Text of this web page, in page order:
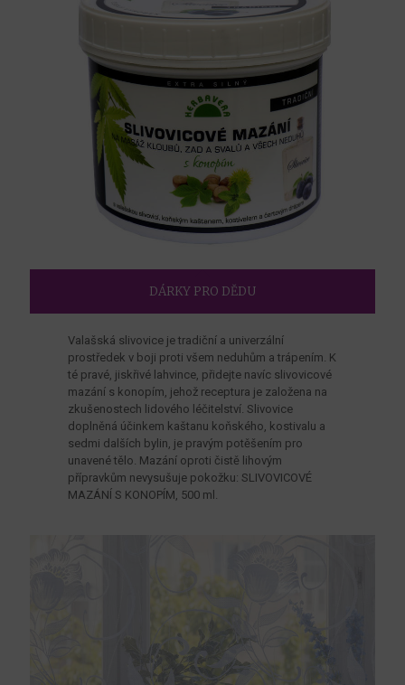
DÁRKY PRO DĚDU
Valašská slivovice je tradiční a univerzální
prostředek v boji proti všem neduhům a trápením. K
té pravé, jiskřivé lahvince, přidejte navíc slivovicové
mazání s konopím, jehož receptura je založena na
zkušenostech lidového léčitelství. Slivovice
doplněná účinkem kaštanu koňského, kostivalu a
sedmi dalších bylin, je pravým potěšením pro
unavené tělo. Mazání oproti čistě lihovým
přípravkům nevysušuje pokožku: SLIVOVICOVÉ
MAZÁNÍ S KONOPÍM, 500 ml.